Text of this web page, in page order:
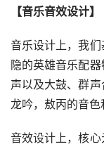
【音乐音效设计】
音乐设计上，我
隐的英雄音乐配
声以及大鼓、群
龙吟，敖丙的音色
音效设计上，核